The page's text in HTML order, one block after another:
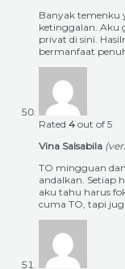
Banyak temenku
ketinggalan. Aku
privat di sini.
bermanfaat
Rated 4 out of 5
Vina Salsabila
TO mingguan
andalkan. Setiap
aku tahu harus
cuma TO, tapi